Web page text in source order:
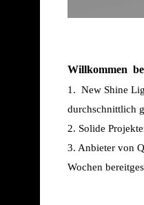
Willkommen
1. New Shine
durchschnittlich
2. Solide
3. Anbieter von
Wochen